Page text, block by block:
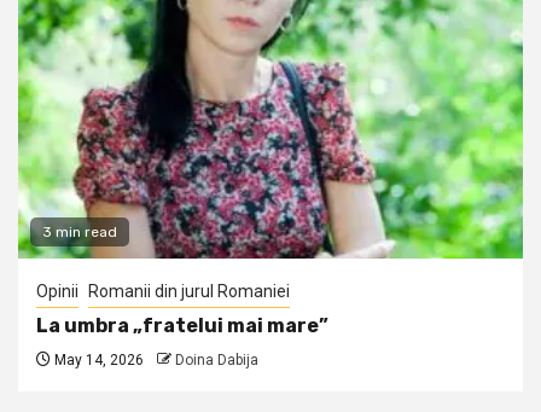
3 min read
Opinii Romanii din jurul Romaniei
La umbra „fratelui mai mare”
May 14, 2026 Doina Dabija